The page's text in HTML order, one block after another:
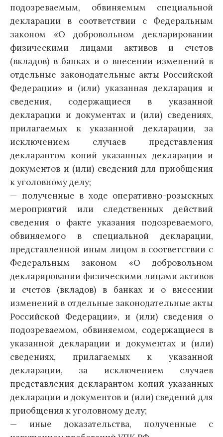
подозреваемым, обвиняемым специальной
декларации в соответствии с Федеральным
законом «О добровольном декларировании
физическими лицами активов и счетов
(вкладов) в банках и о внесении изменений в
отдельные законодательные акты Российской
Федерации» и (или) указанная декларация и
сведения, содержащиеся в указанной
декларации и документах и (или) сведениях,
прилагаемых к указанной декларации, за
исключением случаев представления
декларантом копий указанных декларации и
документов и (или) сведений для приобщения
к уголовному делу;
— полученные в ходе оперативно-розыскных
мероприятий или следственных действий
сведения о факте указания подозреваемого,
обвиняемого в специальной декларации,
представленной иным лицом в соответствии с
Федеральным законом «О добровольном
декларировании физическими лицами активов
и счетов (вкладов) в банках и о внесении
изменений в отдельные законодательные акты
Российской Федерации», и (или) сведения о
подозреваемом, обвиняемом, содержащиеся в
указанной декларации и документах и (или)
сведениях, прилагаемых к указанной
декларации, за исключением случаев
представления декларантом копий указанных
декларации и документов и (или) сведений для
приобщения к уголовному делу;
— иные доказательства, полученные с